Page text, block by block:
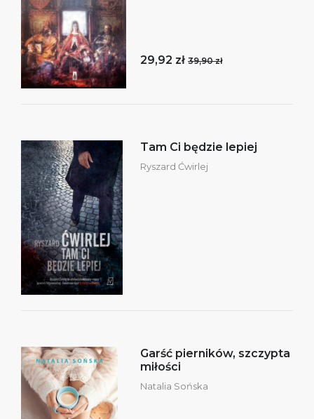
29,92 zł 39,90 zł
Tam Ci będzie lepiej
Ryszard Ćwirlej
Garść pierników, szczypta
miłości
Natalia Sońska